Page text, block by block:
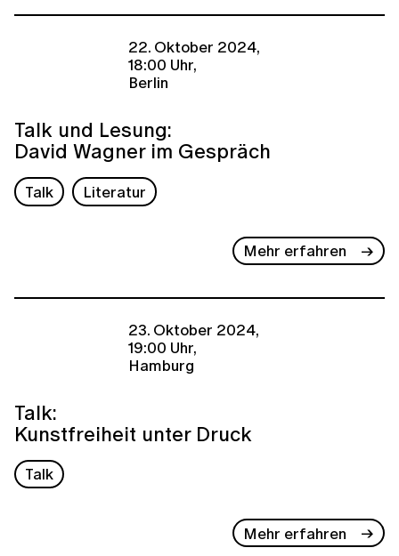
22. Oktober 2024,
18:00 Uhr,
Berlin
Talk und Lesung:
David Wagner im Gespräch
Talk Literatur
Mehr erfahren
23. Oktober 2024,
19:00 Uhr,
Hamburg
Talk:
Kunstfreiheit unter Druck
Talk
Mehr erfahren